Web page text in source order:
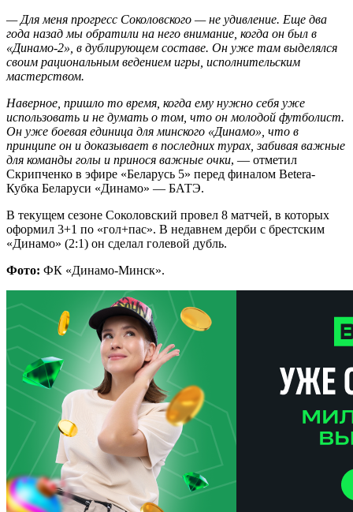
— Для меня прогресс Соколовского — не удивление. Еще два
года назад мы обратили на него внимание, когда он был в
«Динамо-2», в дублирующем составе. Он уже там выделялся
своим рациональным ведением игры, исполнительским
мастерством.
Наверное, пришло то время, когда ему нужно себя уже
использовать и не думать о том, что он молодой футболист.
Он уже боевая единица для минского «Динамо», что в
принципе он и доказывает в последних турах, забивая важные
для команды голы и принося важные очки, — отметил
Скрипченко в эфире «Беларусь 5» перед финалом Betera-
Кубка Беларуси «Динамо» — БАТЭ.
В текущем сезоне Соколовский провел 8 матчей, в которых
оформил 3+1 по «гол+пас». В недавнем дерби с брестским
«Динамо» (2:1) он сделал голевой дубль.
Фото: ФК «Динамо-Минск».